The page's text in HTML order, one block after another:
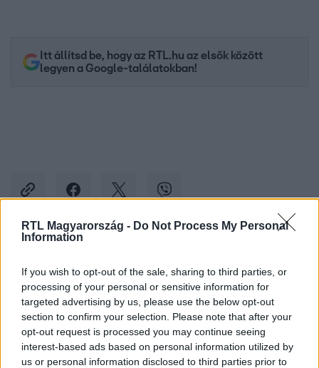
RTL Magyarország - Do Not Process My Personal
Information
If you wish to opt-out of the sale, sharing to third parties, or
processing of your personal or sensitive information for
targeted advertising by us, please use the below opt-out
section to confirm your selection. Please note that after your
opt-out request is processed you may continue seeing
interest-based ads based on personal information utilized by
us or personal information disclosed to third parties prior to
Itt állítsd be, hogy az RTL.hu az elsők között
legyen a Google-találatokban!
Facebookon is!
Követem